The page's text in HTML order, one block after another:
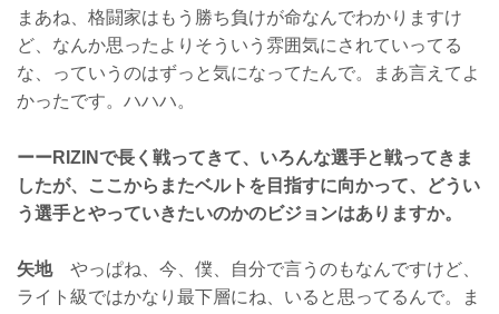
まあね、格闘家はもう勝ち負けが命なんでわかりますけ
ど、なんか思ったよりそういう雰囲気にされていってる
な、っていうのはずっと気になってたんで。まあ言えてよ
かったです。ハハハ。
ーーRIZINで長く戦ってきて、いろんな選手と戦ってきま
したが、ここからまたベルトを目指すに向かって、どうい
う選手とやっていきたいのかのビジョンはありますか。
矢地やっぱね、今、僕、自分で言うのもなんですけど、
ライト級ではかなり最下層にね、いると思ってるんで。ま